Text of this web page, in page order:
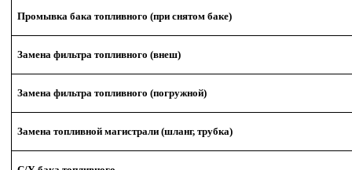
Промывка бака топливного (при снятом баке)
Замена фильтра топливного (внеш)
Замена фильтра топливного (погружной)
Замена топливной магистрали (шланг, трубка)